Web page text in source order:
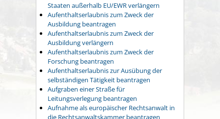
Staaten außerhalb EU/EWR verlängern
Aufenthaltserlaubnis zum Zweck der
Ausbildung beantragen
Aufenthaltserlaubnis zum Zweck der
Ausbildung verlängern
Aufenthaltserlaubnis zum Zweck der
Forschung beantragen
Aufenthaltserlaubnis zur Ausübung der
selbständigen Tätigkeit beantragen
Aufgraben einer Straße für
Leitungsverlegung beantragen
Aufnahme als europäischer Rechtsanwalt in
die Rechtsanwaltskammer beantragen